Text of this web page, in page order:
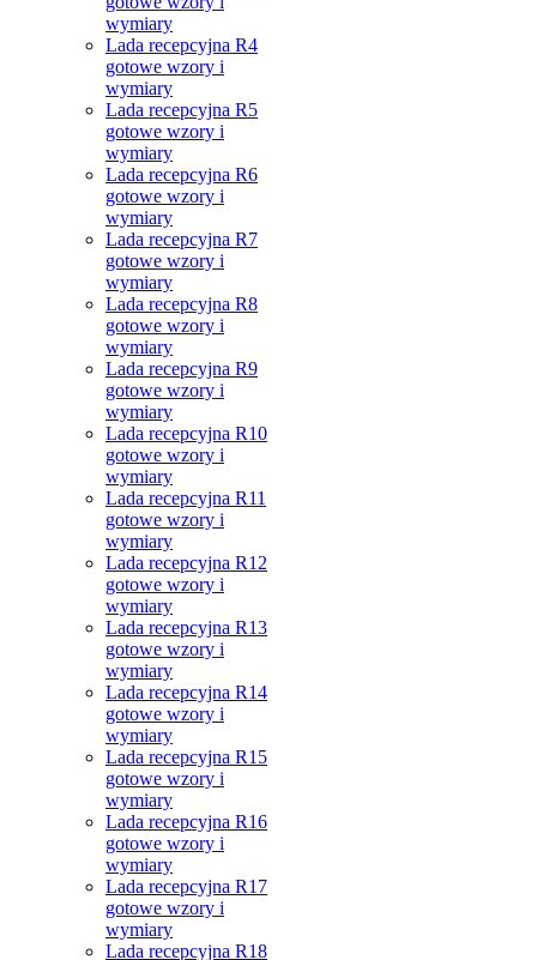
wymiary
Lada recepcyjna R4
gotowe wzory i
wymiary
Lada recepcyjna R5
gotowe wzory i
wymiary
Lada recepcyjna R6
gotowe wzory i
wymiary
Lada recepcyjna R7
gotowe wzory i
wymiary
Lada recepcyjna R8
gotowe wzory i
wymiary
Lada recepcyjna R9
gotowe wzory i
wymiary
Lada recepcyjna R10
gotowe wzory i
wymiary
Lada recepcyjna R11
gotowe wzory i
wymiary
Lada recepcyjna R12
gotowe wzory i
wymiary
Lada recepcyjna R13
gotowe wzory i
wymiary
Lada recepcyjna R14
gotowe wzory i
wymiary
Lada recepcyjna R15
gotowe wzory i
wymiary
Lada recepcyjna R16
gotowe wzory i
wymiary
Lada recepcyjna R17
gotowe wzory i
wymiary
Lada recepcyjna R18